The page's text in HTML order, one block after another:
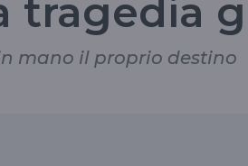
tragedia
mano il proprio destino